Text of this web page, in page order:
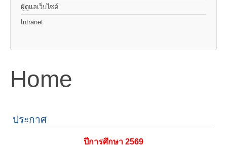
ผู้ดูแลเว็บไซต์
Intranet
Home
ประกาศ
ปีการศึกษา 2569